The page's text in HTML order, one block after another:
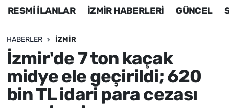
RESMİ İLANLAR İZMİR HABERLERİ GÜNCEL
HABERLER İZMIR
İzmir'de 7 ton kaçak
midye ele geçirildi; 620
bin TL idari para cezası
Siyaset
Asayiş / Polis-Adliye
Spor
Magazin